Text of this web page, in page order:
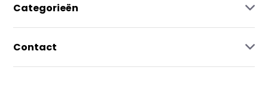
Categorieën
Contact